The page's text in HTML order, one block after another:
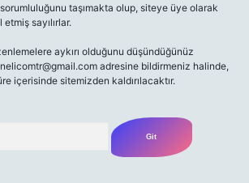
taşımakta olup, siteye üye olarak
sayılırlar.
aykırı olduğunu düşündüğünüz
adresine bildirmeniz halinde,
içerisinde sitemizden kaldırılacaktır.